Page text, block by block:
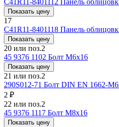
С41R11-8401112 Панель
Показать цену
17
С41R11-8401118 Панель
Показать цену
20 или поз.2
45 9376 1102 Болт М6х16
Показать цену
21 или поз.2
290S012-71 Болт DIN EN 1662-
2 ₽
22 или поз.2
45 9376 1117 Болт М8х16
Показать цену